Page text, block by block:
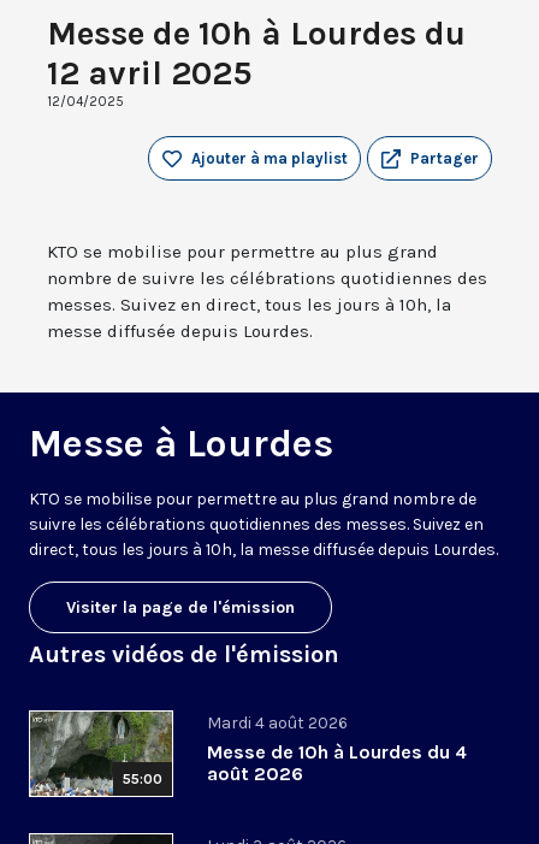
Messe de 10h à Lourdes du
12 avril 2025
12/04/2025
Partager
Ajouter à ma playlist
KTO se mobilise pour permettre au plus grand
nombre de suivre les célébrations quotidiennes des
messes. Suivez en direct, tous les jours à 10h, la
messe diffusée depuis Lourdes.
Messe à Lourdes
KTO se mobilise pour permettre au plus grand nombre de
suivre les célébrations quotidiennes des messes. Suivez en
direct, tous les jours à 10h, la messe diffusée depuis Lourdes.
Visiter la page de l'émission
Autres vidéos de l'émission
55:00
Mardi 4 août 2026
Messe de 10h à Lourdes du 4
août 2026